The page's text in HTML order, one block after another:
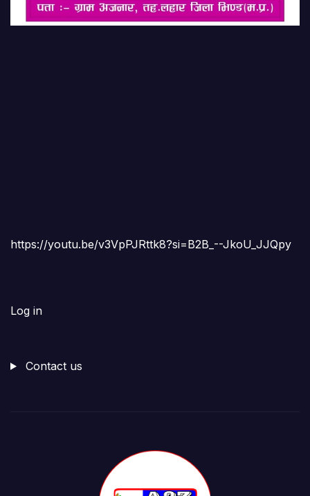
https://youtu.be/v3VpPJRttk8?si=B2B_--JkoU_JJQpy
Log in
Contact us